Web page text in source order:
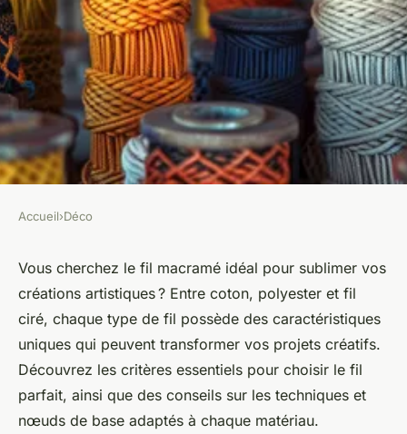
Découvrez le fil macramé
idéal pour vos créations
artistiques
Mya•23 juin 2024•3 min de lecture
Accueil›Déco
Vous cherchez le fil macramé idéal pour sublimer vos
créations artistiques ? Entre coton, polyester et fil
ciré, chaque type de fil possède des caractéristiques
uniques qui peuvent transformer vos projets créatifs.
Découvrez les critères essentiels pour choisir le fil
parfait, ainsi que des conseils sur les techniques et
nœuds de base adaptés à chaque matériau.